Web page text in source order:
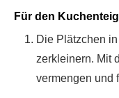
Für den Kuchenteig
Die Plätzchen
zerkleinern. Mit
vermengen und